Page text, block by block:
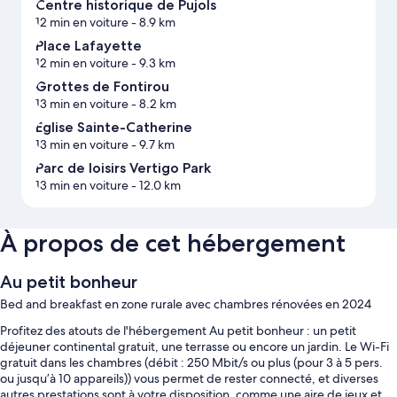
Centre historique de Pujols
12 min en voiture- 8.9 km
Place Lafayette
12 min en voiture- 9.3 km
Grottes de Fontirou
13 min en voiture- 8.2 km
Église Sainte-Catherine
13 min en voiture- 9.7 km
Parc de loisirs Vertigo Park
13 min en voiture- 12.0 km
À propos de cet hébergement
Au petit bonheur
Bed and breakfast en zone rurale avec chambres rénovées en 2024
Profitez des atouts de l'hébergement Au petit bonheur : un petit
déjeuner continental gratuit, une terrasse ou encore un jardin. Le Wi-Fi
gratuit dans les chambres (débit : 250 Mbit/s ou plus (pour 3 à 5 pers.
ou jusqu’à 10 appareils)) vous permet de rester connecté, et diverses